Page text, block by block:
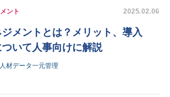
ント 2025.02.06
メントとは？メリット、導入
いて人事向けに解説
材データ一元管理